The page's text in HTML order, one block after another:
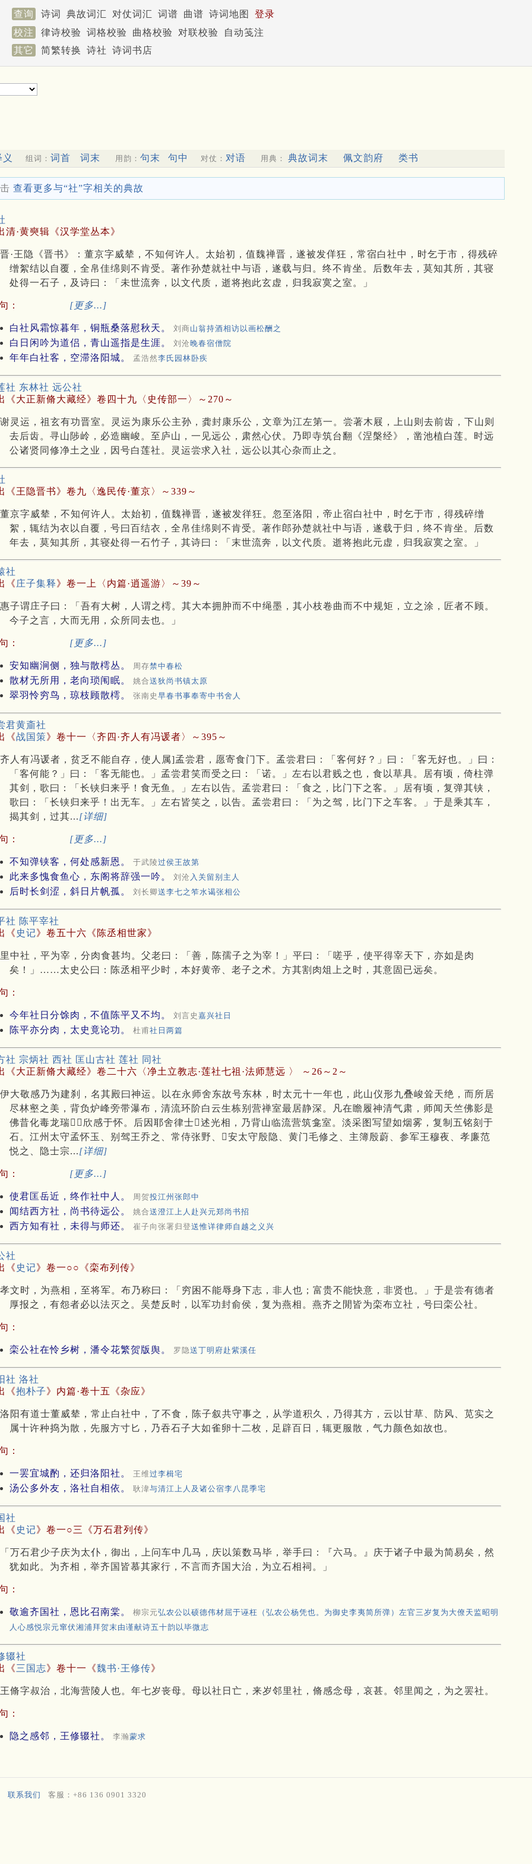
查询 诗词 典故词汇 对仗词汇 词谱 曲谱 诗词地图
登录
校注 律诗校验 词格校验 曲格校验 对联校验
自动笺注
其它 简繁转换 诗社 诗词书店
义 组词： 词首 词末 用韵： 句末 句中 对仗： 对语 用典： 典故词末 佩文韵府 类书
查看更多与“社”字相关的典故
清·黄奭辑《汉学堂丛本》
晋·王隐《晋书》：董京字威辇，不知何许人。太始初，值魏禅晋，遂被发佯狂，常宿白社中，时乞于市，得残碎
缯絮结以自覆，全帛佳绵则不肯受。著作孙楚就社中与语，遂载与归。终不肯坐。后数年去，莫知其所，其寝
处得一石子，及诗曰：「未世流奔，以文代质，逝将抱此玄虚，归我寂寞之室。」
： [更多...]
白社风霜惊暮年，铜瓶桑落慰秋天。 刘商山翁持酒相访以画松酬之
白日闲吟为道侣，青山遥指是生涯。 刘沧晚春宿僧院
年年白社客，空滞洛阳城。 孟浩然李氏园林卧疾
社 东林社 远公社
《大正新脩大藏经》卷四十九〈史传部一〉～270～
谢灵运，祖玄有功晋室。灵运为康乐公主孙，龚封康乐公，文章为江左第一。尝著木屐，上山则去前齿，下山则
去后齿。寻山陟岭，必造幽峻。至庐山，一见远公，肃然心伏。乃即寺筑台翻《涅槃经》，凿池植白莲。时远
公诸贤同修净土之业，因号白莲社。灵运尝求入社，远公以其心杂而止之。
《王隐晋书》卷九〈逸民传·董京〉～339～
董京字威辇，不知何许人。太始初，值魏禅晋，遂被发徉狂。忽至洛阳，帝止宿白社中，时乞于市，得残碎缯
絮，辄结为衣以自覆，号曰百结衣，全帛佳绵则不肯受。著作郎孙楚就社中与语，遂载于归，终不肯坐。后数
年去，莫知其所，其寝处得一石竹子，其诗曰：「末世流奔，以文代质。逝将抱此元虚，归我寂寞之室。」
社
《 庄子集释》卷一上〈内篇·逍遥游〉～39～
惠子谓庄子曰：「吾有大树，人谓之樗。其大本拥肿而不中绳墨，其小枝卷曲而不中规矩，立之涂，匠者不顾。
今子之言，大而无用，众所同去也。」
： [更多...]
安知幽涧侧，独与散樗丛。 周存禁中春松
散材无所用，老向琐闱眠。 姚合送狄尚书镇太原
翠羽怜穷鸟，琼枝顾散樗。 张南史 早春书事奉寄中书舍人
君黄齑社
《战国策》卷十一〈齐四·齐人有冯谖者〉～395～
齐人有冯谖者，贫乏不能自存，使人属]孟尝君，愿寄食门下。孟尝君曰：「客何好？」曰：「客无好也。」曰：
「客何能？」曰：「客无能也。」孟尝君笑而受之曰：「诺。」左右以君贱之也，食以草具。居有顷，倚柱弹
其剑，歌曰：「长铗归来乎！食无鱼。」左右以告。孟尝君曰：「食之，比门下之客。」居有顷，复弹其铗，
歌曰：「长铗归来乎！出无车。」左右皆笑之，以告。孟尝君曰：「为之驾，比门下之车客。」于是乘其车，
揭其剑，过其...[详细]
： [更多...]
不知弹铗客，何处感新恩。 于武陵过侯王故第
此来多愧食鱼心，东阁将辞强一吟。 刘沧 入关留别主人
后时长剑涩，斜日片帆孤。 刘长卿送李七之笮水谒张相公
社 陈平宰社
《 史记》卷五十六《陈丞相世家》
里中社，平为宰，分肉食甚均。父老曰：「善，陈孺子之为宰！」平曰：「嗟乎，使平得宰天下，亦如是肉
矣！」……太史公曰：陈丞相平少时，本好黄帝、老子之术。方其割肉俎上之时，其意固已远矣。
：
今年社日分馀肉，不值陈平又不均。 刘言史 嘉兴社日
陈平亦分肉，太史竟论功。 杜甫社日两篇
社 宗炳社 西社 匡山古社 莲社 同社
《大正新脩大藏经》卷二十六〈净土立教志·莲社七祖·法师慧远 〉 ～26～2～
伊大敬感乃为建刹，名其殿曰神运。以在永师舍东故号东林，时太元十一年也，此山仪形九叠峻耸天绝，而所居
尽林壑之美，背负炉峰旁带瀑布，清流环阶白云生栋别营禅室最居静深。凡在瞻履神清气肃，师闻天竺佛影是
佛昔化毒龙瑞，欣感于怀。后因耶舍律士述光相，乃背山临流营筑龛室。淡采图写望如烟雾，复制五铭刻于
石。江州太守孟怀玉、别驾王乔之、常侍张野、安太守殷隐、黄门毛修之、主簿殷蔚、参军王穆夜、孝廉范
悦之、隐士宗...[详细]
： [更多...]
使君匡岳近，终作社中人。 周贺投江州张郎中
闻结西方社，尚书待远公。 姚合送澄江上人赴兴元郑尚书招
西方知有社，未得与师还。 崔子向张署归登送惟详律师自越之义兴
社
《 史记》卷一○○《栾布列传》
孝文时，为燕相，至将军。布乃称曰：「穷困不能辱身下志，非人也；富贵不能快意，非贤也。」于是尝有德者
厚报之，有怨者必以法灭之。吴楚反时，以军功封俞侯，复为燕相。燕齐之閒皆为栾布立社，号曰栾公社。
：
栾公社在怜乡树，潘令花繁贺版舆。 罗隐送丁明府赴紫溪任
社 洛社
《抱朴子》内篇·卷十五《杂应》
洛阳有道士董威辇，常止白社中，了不食，陈子叙共守事之，从学道积久，乃得其方，云以甘草、防风、苋实之
属十许种捣为散，先服方寸匕，乃吞石子大如雀卵十二枚，足辟百日，辄更服散，气力颜色如故也。
：
一罢宜城酌，还归洛阳社。 王维过李楫宅
汤公多外友，洛社自相依。 耿湋与清江上人及诸公宿李八昆季宅
社
《 史记》卷一○三《万石君列传》
「万石君少子庆为太仆，御出，上问车中几马，庆以策数马毕，举手曰：『六马。』庆于诸子中最为简易矣，然
犹如此。为齐相，举齐国皆慕其家行，不言而齐国大治，为立石相祠。」
：
敬逾齐国社，恩比召南棠。 柳宗元弘农公以硕德伟材屈于诬枉（弘农公杨凭也。为御史李夷简所弹）左官三岁复为大僚天监昭明
人心感悦宗元窜伏湘浦拜贺末由谨献诗五十韵以毕微志
辍社
《三国志》卷十一《魏书·王修传》
王脩字叔治，北海营陵人也。年七岁丧母。母以社日亡，来岁邻里社，脩感念母，哀甚。邻里闻之，为之罢社。
：
隐之感邻，王修辍社。 李瀚蒙求
联系我们 客服：+86 136 0901 3320